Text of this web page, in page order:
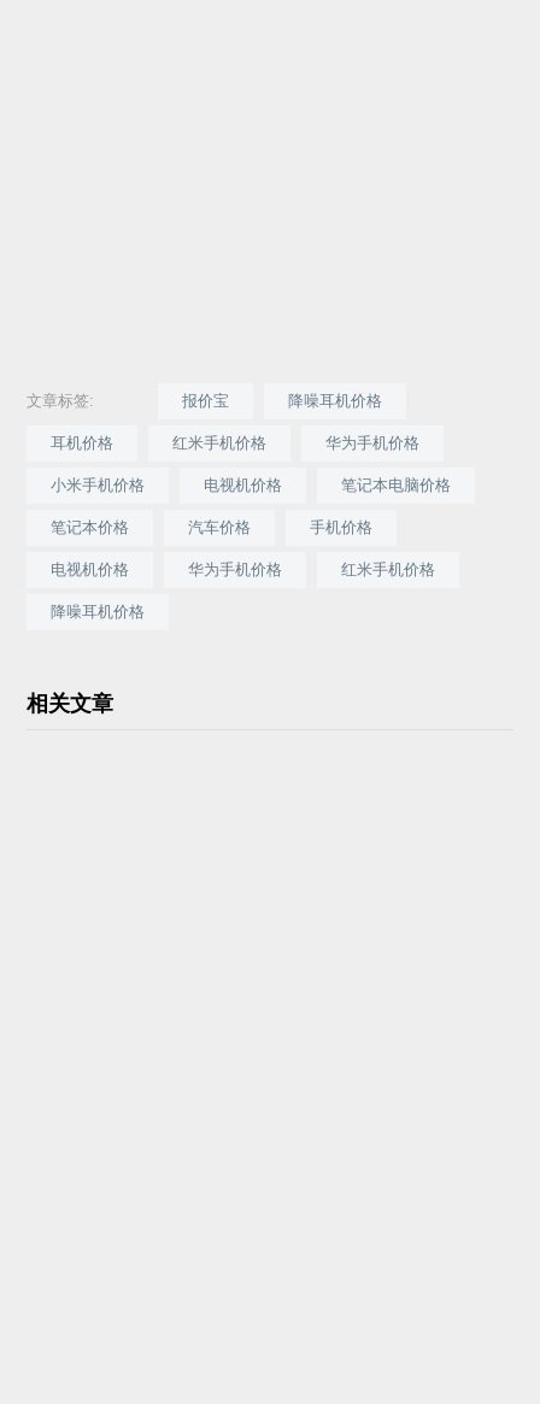
文章标签: 报价宝 降噪耳机价格
耳机价格 红米手机价格 华为手机价格
小米手机价格 电视机价格 笔记本电脑价格
笔记本价格 汽车价格 手机价格
电视机价格 华为手机价格 红米手机价格
降噪耳机价格
相关文章